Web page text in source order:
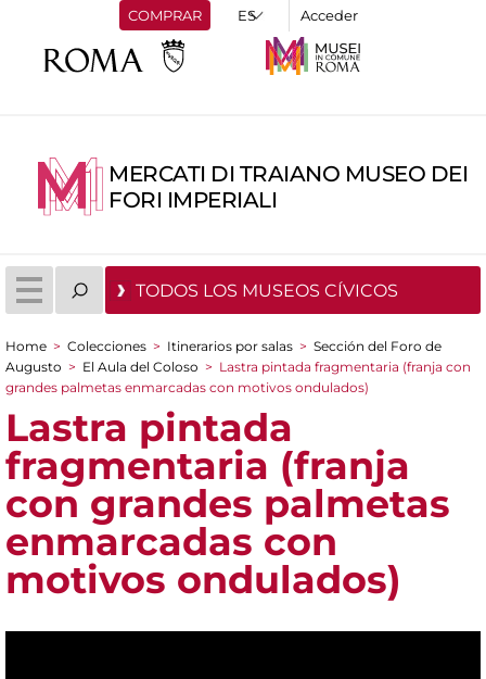
COMPRAR Acceder
MERCATI DI TRAIANO MUSEO DEI
FORI IMPERIALI
TODOS LOS MUSEOS CÍVICOS
You are here
Home > Colecciones > Itinerarios por salas > Sección del Foro de
Augusto > El Aula del Coloso > Lastra pintada fragmentaria (franja con
grandes palmetas enmarcadas con motivos ondulados)
Lastra pintada
fragmentaria (franja
con grandes palmetas
enmarcadas con
motivos ondulados)